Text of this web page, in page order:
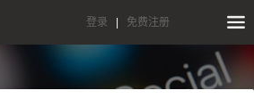
登录 免费注册